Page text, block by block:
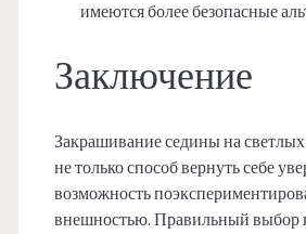
имеются более безопасные
Заключение
Закрашивание седины на
не только способ вернуть себе
возможность
внешностью. Правильный выбор